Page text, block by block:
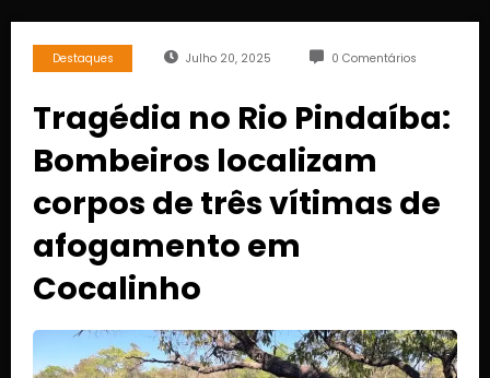
Destaques Julho 20, 2025 0 Comentários
Tragédia no Rio Pindaíba:
Bombeiros localizam
corpos de três vítimas de
afogamento em
Cocalinho